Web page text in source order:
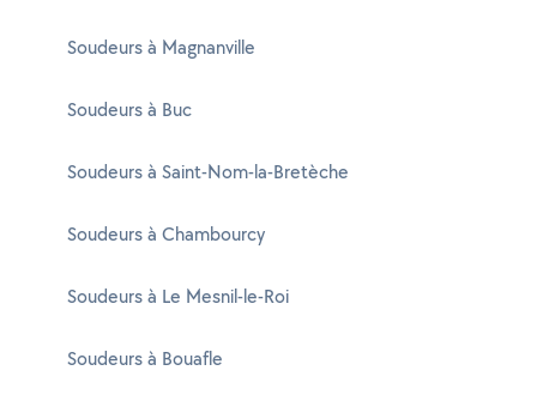
Soudeurs à Magnanville
Soudeurs à Buc
Soudeurs à Saint-Nom-la-Bretèche
Soudeurs à Chambourcy
Soudeurs à Le Mesnil-le-Roi
Soudeurs à Bouafle